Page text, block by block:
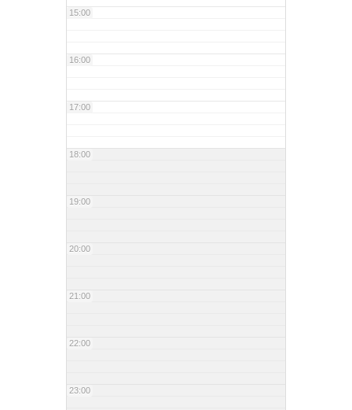
15:00
16:00
17:00
18:00
19:00
20:00
21:00
22:00
23:00